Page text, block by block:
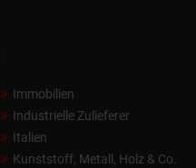
Immobilien
Industrielle Zulieferer
Italien
Kunststoff, Metall, Holz & Co.